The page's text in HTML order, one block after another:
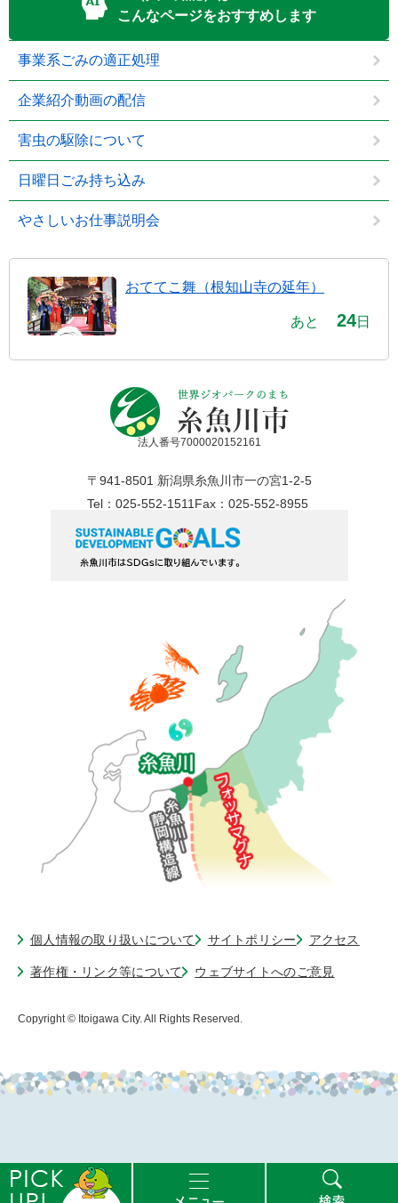
こんなページをおすすめします
事業系ごみの適正処理
企業紹介動画の配信
害虫の駆除について
日曜日ごみ持ち込み
やさしいお仕事説明会
おててこ舞（根知山寺の延年）
あと 24日
法人番号7000020152161
〒941-8501 新潟県糸魚川市一の宮1-2-5
Tel：025-552-1511Fax：025-552-8955
個人情報の取り扱いについて サイトポリシー アクセス
著作権・リンク等について ウェブサイトへのご意見
Copyright © Itoigawa City. All Rights Reserved.